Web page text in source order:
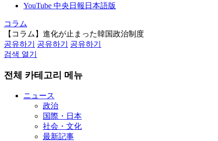
YouTube 中央日報日本語版
コラム
【コラム】進化が止まった韓国政治制度
공유하기
공유하기
공유하기
검색 열기
전체 카테고리 메뉴
ニュース
政治
国際・日本
社会・文化
最新記事